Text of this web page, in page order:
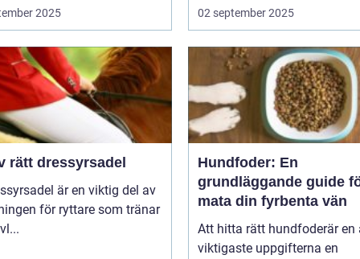
2025 02 september 2025
rätt dressyrsadel
är en viktig del av
för ryttare som tränar
Hundfoder: En
grundläggande guide
mata din fyrbenta vän
Att hitta rätt hundfoderär en
viktigaste uppgifterna en